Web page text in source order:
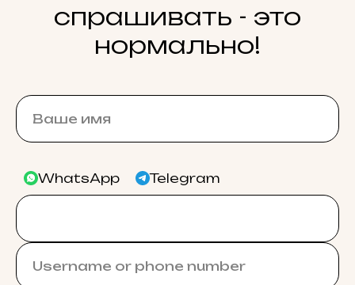
спрашивать - это
нормально!
WhatsApp Telegram